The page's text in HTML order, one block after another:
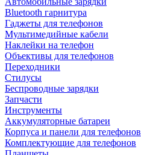
Bluetooth гарнитура
Гаджеты для телефонов
Мультимедийные кабели
Наклейки на телефон
Объективы для телефонов
Переходники
Стилусы
Беспроводные зарядки
Запчасти
Инструменты
Аккумуляторные батареи
Корпуса и панели для телефонов
Комплектующие для телефонов